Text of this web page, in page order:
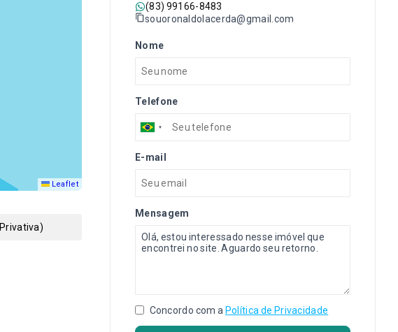
Leaflet
Privativa)
(83) 99166-8483
souoronaldolacerda@gmail.com
Nome
Telefone
E-mail
Mensagem
Concordo com a Política de Privacidade